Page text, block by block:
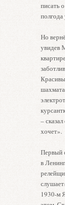
писать
Но
увидев
–
хочет».
Первый
в
1930-м